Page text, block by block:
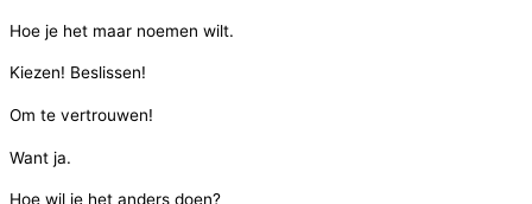
Hoe je het maar noemen wilt.
Kiezen! Beslissen!
Om te vertrouwen!
Want ja.
Hoe wil je het anders doen?